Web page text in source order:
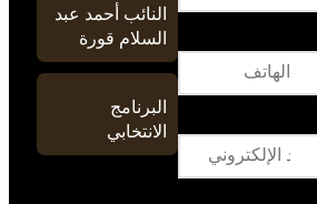
النائب أحمد عبد
السلام قورة
البرنامج
الانتخابي